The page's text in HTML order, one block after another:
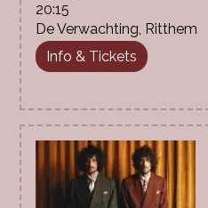
20:15
De Verwachting, Ritthem
Info & Tickets